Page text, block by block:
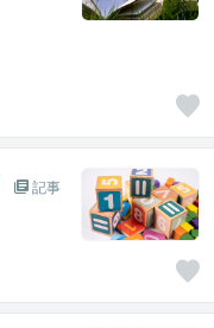
記事